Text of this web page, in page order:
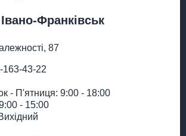
Івано-Франківськ
87
163-43-22
- П'ятниця: 9:00 - 18:00
- 15:00